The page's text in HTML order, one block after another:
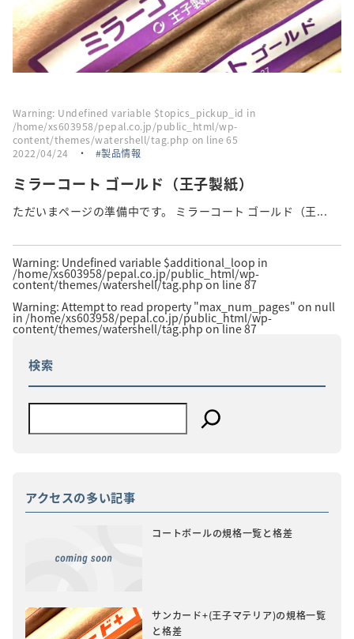
SNSアカウント
Warning: Undefined variable $topics_pickup_id in
/home/xs603958/pepal.co.jp/public_html/wp-
content/themes/watershell/tag.php on line65
2022/04/24
・ 製品情報
ミラーコート ゴールド（王子製紙）
ただいまページの準備中です。 ミラーコート ゴールド（王...
Warning: Undefined variable $additional_loop in
/home/xs603958/pepal.co.jp/public_html/wp-
content/themes/watershell/tag.phpon line87
Warning: Attempt to read property "max_num_pages" on null
in /home/xs603958/pepal.co.jp/public_html/wp-
content/themes/watershell/tag.php on line87
検索
アクセスの多い記事
コートボールの規格一覧と格差
サンカード+(王子マテリア)の規格一覧
と格差